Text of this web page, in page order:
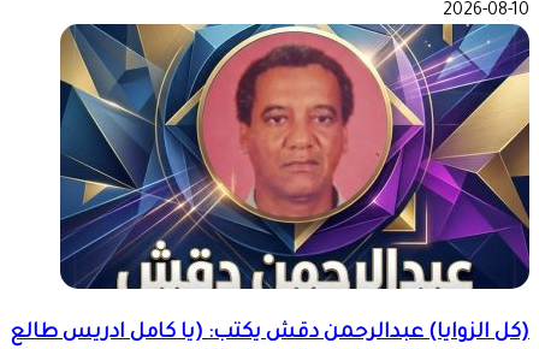
2026-08-10
(كل الزوايا) عبدالرحمن دقش يكتب: (يا كامل ادريس طالع